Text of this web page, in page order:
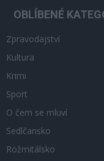
OBLÍBENÉ
Zpravodajství
Kultura
Krimi
Sport
O čem se mluví
Sedlčansko
Rožmitálsko